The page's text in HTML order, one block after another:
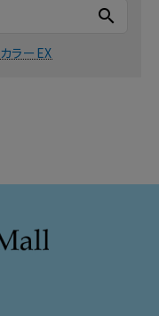
search
カラーEX